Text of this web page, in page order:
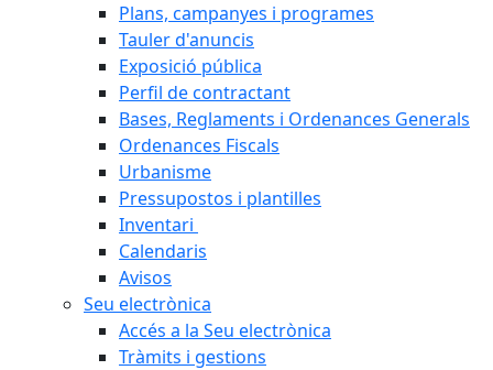
Plans, campanyes i programes
Tauler d'anuncis
Exposició pública
Perfil de contractant
Bases, Reglaments i Ordenances Generals
Ordenances Fiscals
Urbanisme
Pressupostos i plantilles
Inventari
Calendaris
Avisos
Seu electrònica
Accés a la Seu electrònica
Tràmits i gestions